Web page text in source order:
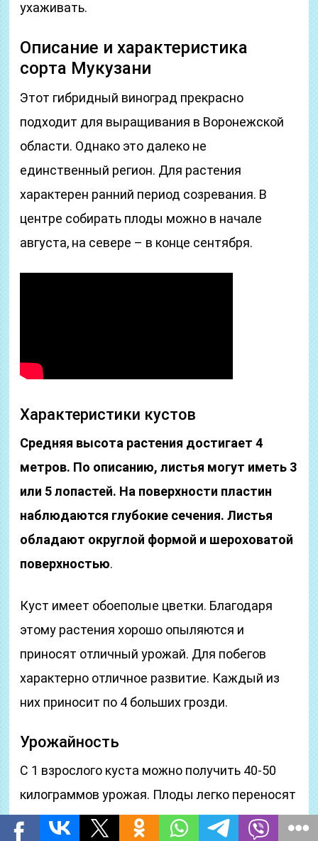
ухаживать.
Описание и характеристика
сорта Мукузани
Этот гибридный виноград прекрасно
подходит для выращивания в Воронежской
области. Однако это далеко не
единственный регион. Для растения
характерен ранний период созревания. В
центре собирать плоды можно в начале
августа, на севере – в конце сентября.
Характеристики кустов
Средняя высота растения достигает 4
метров. По описанию, листья могут иметь 3
или 5 лопастей. На поверхности пластин
наблюдаются глубокие сечения. Листья
обладают округлой формой и шероховатой
поверхностью.
Куст имеет обоеполые цветки. Благодаря
этому растения хорошо опыляются и
приносят отличный урожай. Для побегов
характерно отличное развитие. Каждый из
них приносит по 4 больших грозди.
Урожайность
С 1 взрослого куста можно получить 40-50
килограммов урожая. Плоды легко переносят
перевозку.